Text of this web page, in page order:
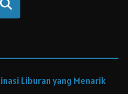
Cari
Liburan yang Menarik